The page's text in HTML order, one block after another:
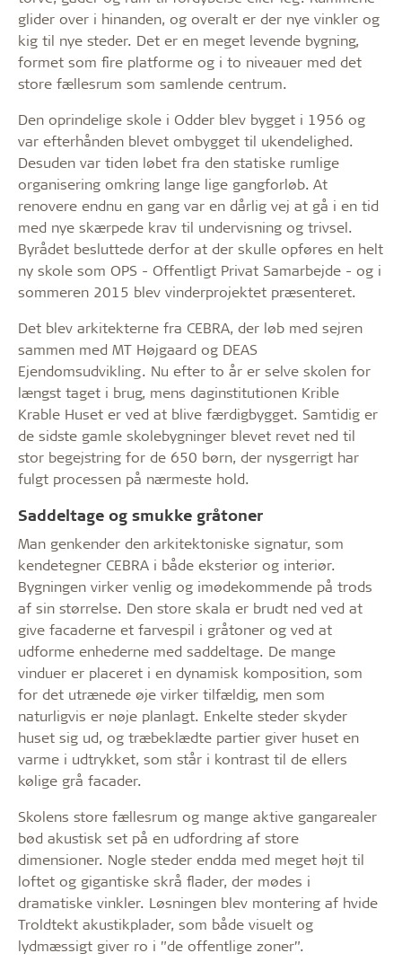
glider over i hinanden, og overalt er der nye vinkler og
kig til nye steder. Det er en meget levende bygning,
formet som fire platforme og i to niveauer med det
store fællesrum som samlende centrum.
Den oprindelige skole i Odder blev bygget i 1956 og
var efterhånden blevet ombygget til ukendelighed.
Desuden var tiden løbet fra den statiske rumlige
organisering omkring lange lige gangforløb. At
renovere endnu en gang var en dårlig vej at gå i en tid
med nye skærpede krav til undervisning og trivsel.
Byrådet besluttede derfor at der skulle opføres en helt
ny skole som OPS - Offentligt Privat Samarbejde - og i
sommeren 2015 blev vinderprojektet præsenteret.
Det blev arkitekterne fra CEBRA, der løb med sejren
sammen med MT Højgaard og DEAS
Ejendomsudvikling. Nu efter to år er selve skolen for
længst taget i brug, mens daginstitutionen Krible
Krable Huset er ved at blive færdigbygget. Samtidig er
de sidste gamle skolebygninger blevet revet ned til
stor begejstring for de 650 børn, der nysgerrigt har
fulgt processen på nærmeste hold.
Saddeltage og smukke gråtoner
Man genkender den arkitektoniske signatur, som
kendetegner CEBRA i både eksteriør og interiør.
Bygningen virker venlig og imødekommende på trods
af sin størrelse. Den store skala er brudt ned ved at
give facaderne et farvespil i gråtoner og ved at
udforme enhederne med saddeltage. De mange
vinduer er placeret i en dynamisk komposition, som
for det utrænede øje virker tilfældig, men som
naturligvis er nøje planlagt. Enkelte steder skyder
huset sig ud, og træbeklædte partier giver huset en
varme i udtrykket, som står i kontrast til de ellers
kølige grå facader.
Skolens store fællesrum og mange aktive gangarealer
bød akustisk set på en udfordring af store
dimensioner. Nogle steder endda med meget højt til
loftet og gigantiske skrå flader, der mødes i
dramatiske vinkler. Løsningen blev montering af hvide
Troldtekt akustikplader, som både visuelt og
lydmæssigt giver ro i ”de offentlige zoner”.